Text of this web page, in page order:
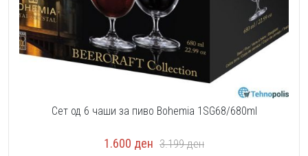
Сет од 6 чаши за пиво Bohemia 1SG68/680ml
1.600 ден 3.199ден